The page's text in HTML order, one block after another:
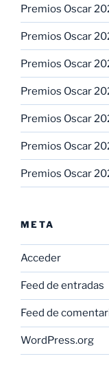
Premios Oscar
Premios Oscar
Premios Oscar
Premios Oscar
Premios Oscar
Premios Oscar
Premios Oscar
META
Acceder
Feed de entradas
Feed de
WordPress.org